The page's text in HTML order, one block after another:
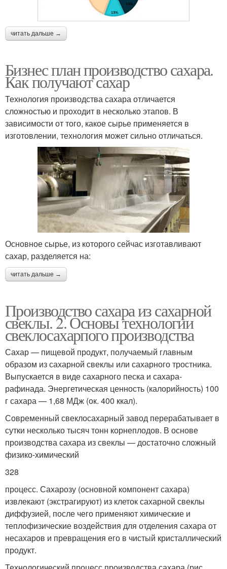
читать дальше →
Бизнес план производство сахара.
Как получают сахар
Технология производства сахара отличается
сложностью и проходит в несколько этапов. В
зависимости от того, какое сырье применяется в
изготовлении, технология может сильно отличаться.
Основное сырье, из которого сейчас изготавливают
сахар, разделяется на:
читать дальше →
Производство сахара из сахарной
свеклы. 2. Основы технологии
свеклосахарпого производства
Сахар — пищевой продукт, получаемый главным
образом из сахарной свеклы или сахарного тростника.
Выпускается в виде сахарного песка и сахара-
рафинада. Энергетическая ценность (калорийность) 100
г сахара — 1,68 МДж (ок. 400 ккал).
Современный свеклосахарный завод перерабатывает в
сутки несколько тысяч тонн корнеплодов. В основе
производства сахара из свеклы — достаточно сложный
физико-химический
328
процесс. Сахарозу (основной компонент сахара)
извлекают (экстрагируют) из клеток сахарной свеклы
диффузией, после чего применяют химические и
теплофизические воздействия для отделения сахара от
несахаров и превращения его в чистый кристаллический
продукт.